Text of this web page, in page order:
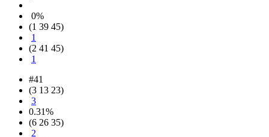
0%
(1 39 45)
1
(2 41 45)
1
#41
(3 13 23)
3
0.31%
(6 26 35)
2